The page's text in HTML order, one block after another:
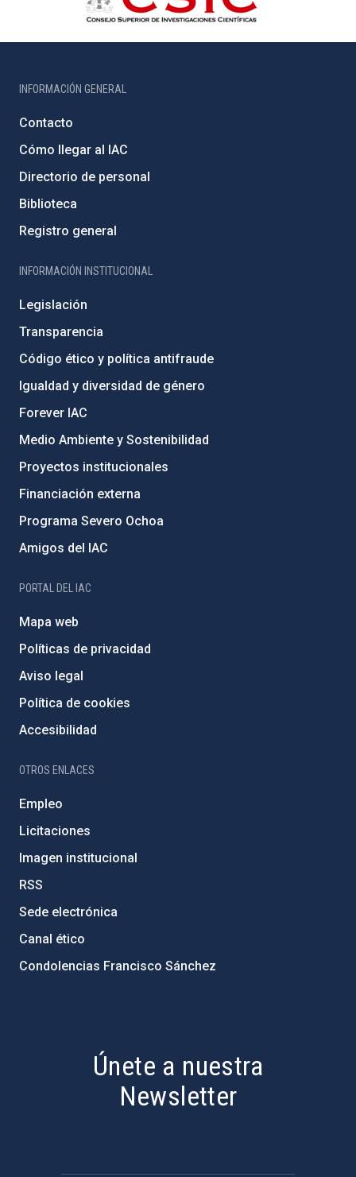
INFORMACIÓN GENERAL
Contacto
Cómo llegar al IAC
Directorio de personal
Biblioteca
Registro general
INFORMACIÓN INSTITUCIONAL
Legislación
Transparencia
Código ético y política antifraude
Igualdad y diversidad de género
Forever IAC
Medio Ambiente y Sostenibilidad
Proyectos institucionales
Financiación externa
Programa Severo Ochoa
Amigos del IAC
PORTAL DEL IAC
Mapa web
Políticas de privacidad
Aviso legal
Política de cookies
Accesibilidad
OTROS ENLACES
Empleo
Licitaciones
Imagen institucional
RSS
Sede electrónica
Canal ético
Condolencias Francisco Sánchez
Únete a nuestra
Newsletter